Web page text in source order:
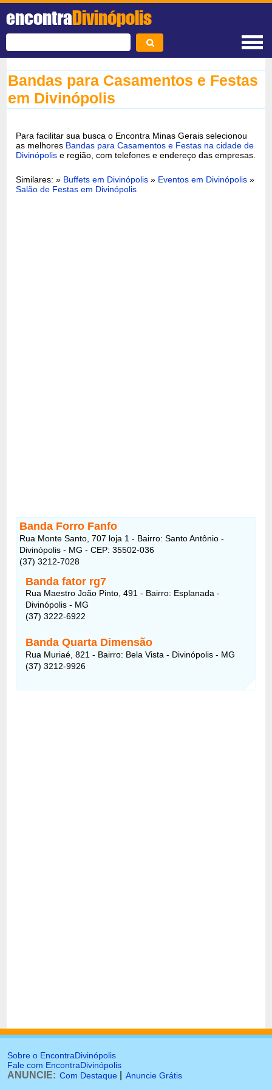
encontraDivinópolis
Bandas para Casamentos e Festas
em Divinópolis
Para facilitar sua busca o Encontra Minas Gerais selecionou
as melhores Bandas para Casamentos e Festas na cidade de
Divinópolis e região, com telefones e endereço das empresas.
Similares: » Buffets em Divinópolis » Eventos em Divinópolis »
Salão de Festas em Divinópolis
Banda Forro Fanfo
Rua Monte Santo, 707 loja 1 - Bairro: Santo Antônio -
Divinópolis - MG - CEP: 35502-036
(37) 3212-7028
Banda fator rg7
Rua Maestro João Pinto, 491 - Bairro: Esplanada -
Divinópolis - MG
(37) 3222-6922
Banda Quarta Dimensão
Rua Muriaé, 821 - Bairro: Bela Vista - Divinópolis - MG
(37) 3212-9926
Sobre o EncontraDivinópolis
Fale com EncontraDivinópolis
ANUNCIE: Com Destaque Anuncie Grátis